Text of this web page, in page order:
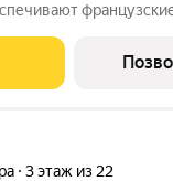
по собственному
и
3 этаж из 22